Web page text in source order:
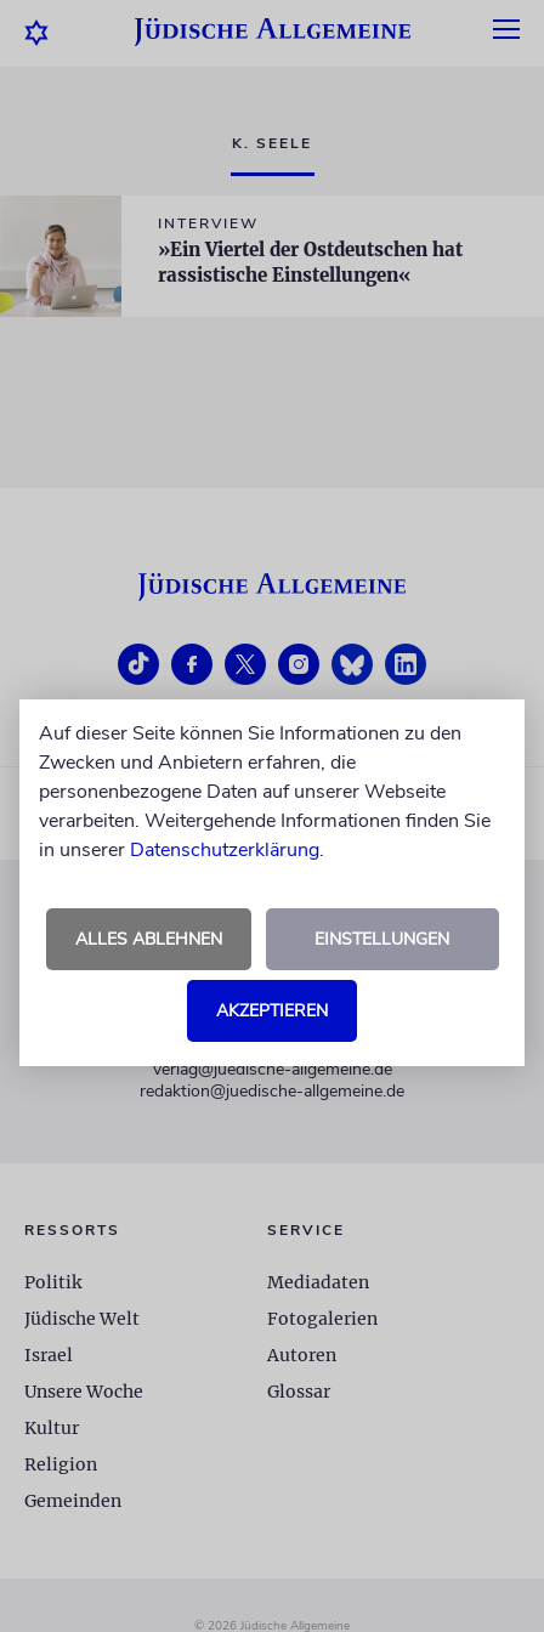
K. SEELE
INTERVIEW
»Ein Viertel der Ostdeutschen hat
rassistische Einstellungen«
KUNDENSERVICE
+49 30 275833 0
Mo-Do 9-17 Uhr
verlag@juedische-allgemeine.de
redaktion@juedische-allgemeine.de
RESSORTS
Politik
Jüdische Welt
Israel
Unsere Woche
Kultur
Religion
Gemeinden
SERVICE
Mediadaten
Fotogalerien
Autoren
Glossar
© 2026 Jüdische Allgemeine
Auf dieser Seite können Sie Informationen zu den
Zwecken und Anbietern erfahren, die
personenbezogene Daten auf unserer Webseite
verarbeiten. Weitergehende Informationen finden Sie
in unserer Datenschutzerklärung.
ALLES ABLEHNEN EINSTELLUNGEN
AKZEPTIEREN